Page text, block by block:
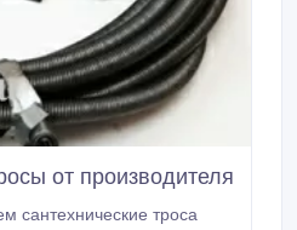
от производителя
сантехнические троса